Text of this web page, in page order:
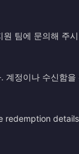
팀에 문의해 주
정이나 수신함